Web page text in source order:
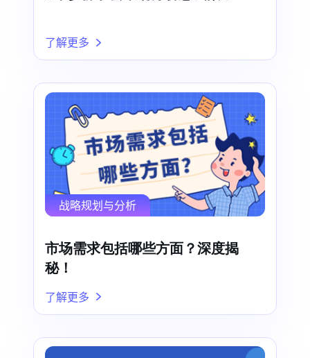
了解更多
战略规划与分析
市场需求包括哪些方面？深度揭
秘！
了解更多